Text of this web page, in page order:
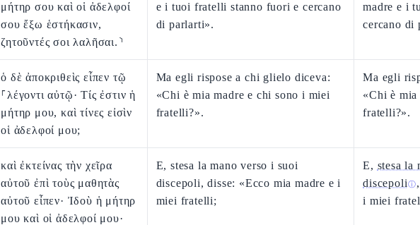
μήτηρ σου καὶ οἱ ἀδελφοί
σου ἔξω ἑστήκασιν,
ζητοῦντές σοι λαλῆσαι.⸃
e i tuoi fratelli stanno fuori e cercano
di parlarti».
madre e i
cercano di
ὁ δὲ ἀποκριθεὶς εἶπεν τῷ
⸀λέγοντι αὐτῷ· Τίς ἐστιν ἡ
μήτηρ μου, καὶ τίνες εἰσὶν
οἱ ἀδελφοί μου;
Ma egli rispose a chi glielo diceva:
«Chi è mia madre e chi sono i miei
fratelli?».
Ma egli
«Chi è
fratelli?».
καὶ ἐκτείνας τὴν χεῖρα
αὐτοῦ ἐπὶ τοὺς μαθητὰς
αὐτοῦ εἶπεν· Ἰδοὺ ἡ μήτηρ
μου καὶ οἱ ἀδελφοί μου·
E, stesa la mano verso i suoi
discepoli, disse: «Ecco mia madre e i
miei fratelli;
E, stesa la
discepoli ⓘ
i miei